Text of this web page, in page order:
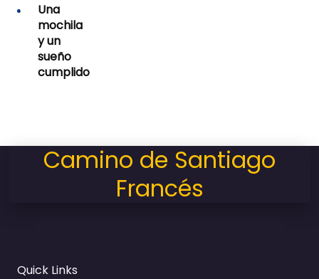
Una
mochila
y un
sueño
cumplido
Camino de Santiago
Francés
Quick Links